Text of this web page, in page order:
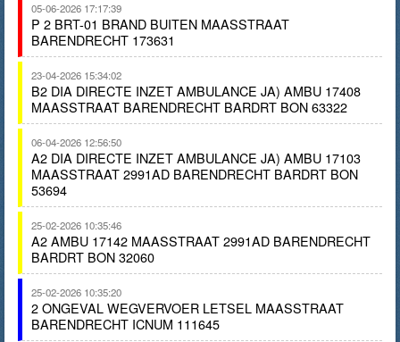
05-06-2026 17:17:39
P 2 BRT-01 BRAND BUITEN MAASSTRAAT
BARENDRECHT 173631
23-04-2026 15:34:02
B2 DIA DIRECTE INZET AMBULANCE JA) AMBU 17408
MAASSTRAAT BARENDRECHT BARDRT BON 63322
06-04-2026 12:56:50
A2 DIA DIRECTE INZET AMBULANCE JA) AMBU 17103
MAASSTRAAT 2991AD BARENDRECHT BARDRT BON
53694
25-02-2026 10:35:46
A2 AMBU 17142 MAASSTRAAT 2991AD BARENDRECHT
BARDRT BON 32060
25-02-2026 10:35:20
2 ONGEVAL WEGVERVOER LETSEL MAASSTRAAT
BARENDRECHT ICNUM 111645